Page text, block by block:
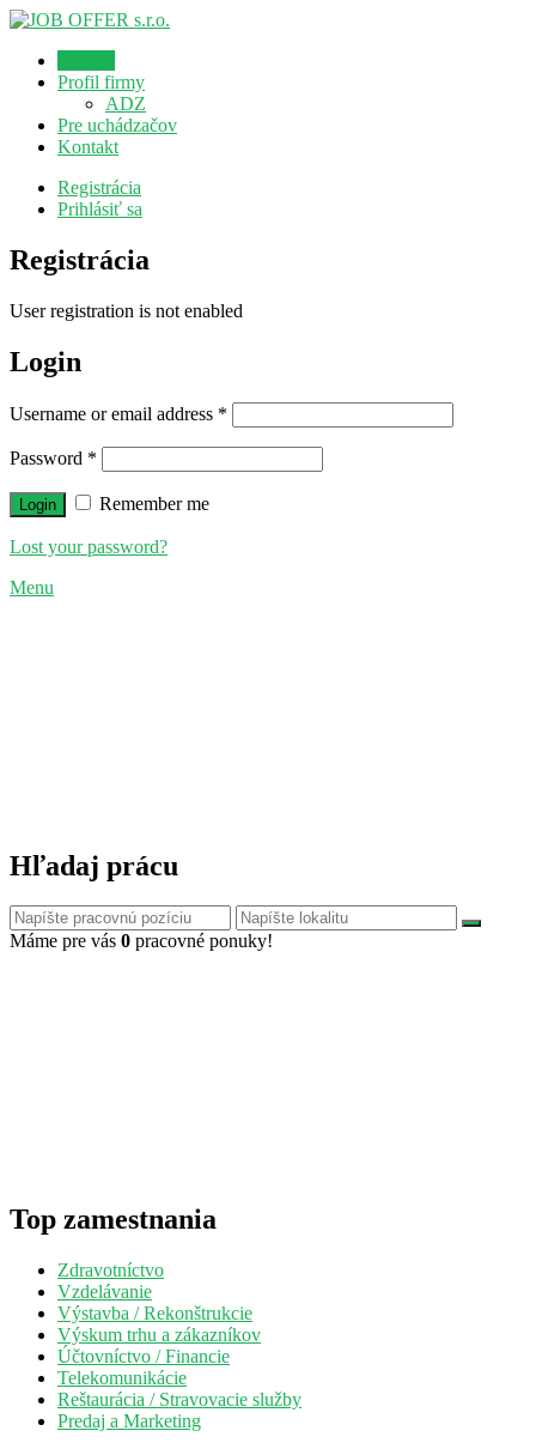
Profil firmy
ADZ
Pre uchádzačov
Kontakt
Registrácia
Prihlásiť sa
Registrácia
User registration is not enabled
Login
Username or email address *
Password *
Remember me
Lost your password?
Menu
Hľadaj prácu
Máme pre vás 0 pracovné ponuky!
Top zamestnania
Zdravotníctvo
Vzdelávanie
Výstavba / Rekonštrukcie
Výskum trhu a zákazníkov
Účtovníctvo / Financie
Telekomunikácie
Reštaurácia / Stravovacie služby
Predaj a Marketing